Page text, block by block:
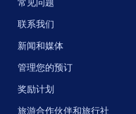
联系我们
新闻和媒体
管理您的预订
奖励计划
旅游合作伙伴和旅行社